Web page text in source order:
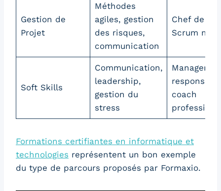
Gestion de
Projet
Méthodes
agiles, gestion
des risques,
communication
Chef de
Scrum
Soft Skills
Communication,
leadership,
gestion du
stress
Manager,
coach
Formations certifiantes en informatique et
technologies représentent un bon exemple
du type de parcours proposés par Formaxio.